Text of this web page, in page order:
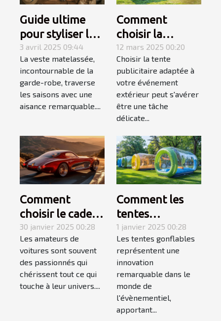
Guide ultime
pour styliser les
vestes
matelassées en
toutes saisons
3 avril 2025 09:44
La veste matelassée,
incontournable de la
garde-robe, traverse
les saisons avec une
aisance remarquable....
Comment
choisir la
meilleure tente
publicitaire pour
votre
événement
extérieur
12 mars 2025 00:20
Choisir la tente
publicitaire adaptée à
votre événement
extérieur peut s'avérer
être une tâche
délicate...
Comment
choisir le cadeau
automobile
parfait pour les
passionnés de
voitures
30 janvier 2025 00:28
Les amateurs de
voitures sont souvent
des passionnés qui
chérissent tout ce qui
touche à leur univers....
Comment les
tentes
gonflables
transforment
l'impact visuel
des évènements
1 janvier 2025 00:28
Les tentes gonflables
représentent une
innovation
remarquable dans le
monde de
l'évènementiel,
apportant...